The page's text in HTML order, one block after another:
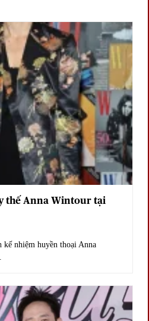
thế Anna Wintour tại
kế nhiệm huyền thoại Anna